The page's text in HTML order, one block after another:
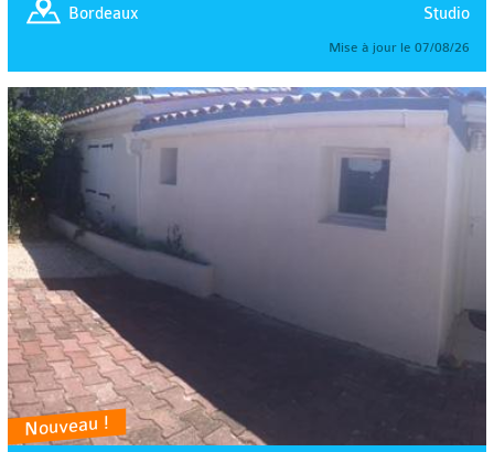
Studio
Bordeaux
Mise à jour le 07/08/26
Nouveau !